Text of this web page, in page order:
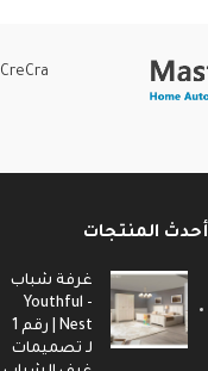
CreCra
أحدث المنتجات
غرفة شباب
- Youthful
Nest | رقم 1
لـ تصميمات